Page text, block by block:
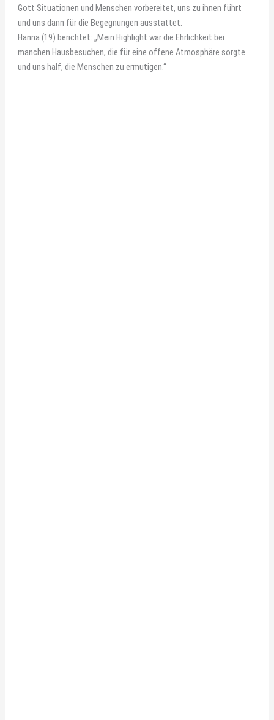
Gott Situationen und Menschen vorbereitet, uns zu ihnen führt
und uns dann für die Begegnungen ausstattet.
Hanna (19) berichtet: „Mein Highlight war die Ehrlichkeit bei
manchen Hausbesuchen, die für eine offene Atmosphäre sorgte
und uns half, die Menschen zu ermutigen.“